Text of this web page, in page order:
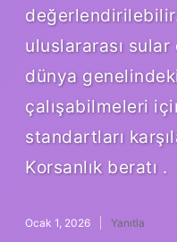
uluslararası
dünya
çalışabilmeleri
standartları
Korsanlık beratı .
Ocak 1, 2026 Yanıtla